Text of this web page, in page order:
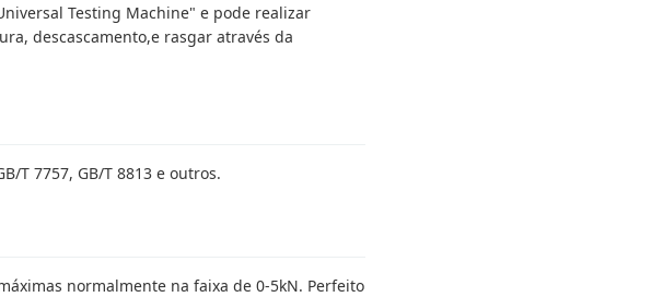
Testing Machine" e pode realizar
descascamento,e rasgar através da
T 7757, GB/T 8813 e outros.
normalmente na faixa de 0-5kN. Perfeito